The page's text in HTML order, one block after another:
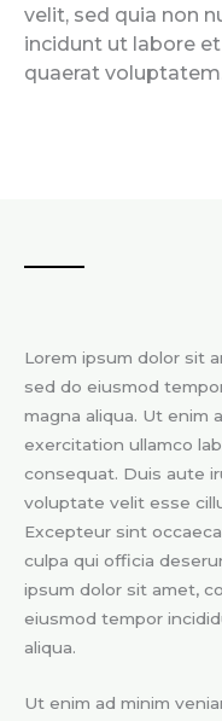
velit, sed quia non
incidunt ut labore
quaerat
Lorem ipsum dolor sit
sed do eiusmod
magna aliqua. Ut enim
exercitation ullamco
consequat. Duis aute
voluptate velit esse
Excepteur sint
culpa qui officia
ipsum dolor sit amet,
eiusmod tempor
aliqua.
Ut enim ad minim